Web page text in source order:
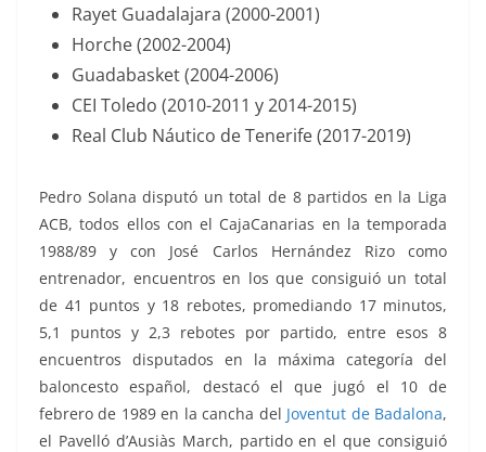
Rayet Guadalajara (2000-2001)
Horche (2002-2004)
Guadabasket (2004-2006)
CEI Toledo (2010-2011 y 2014-2015)
Real Club Náutico de Tenerife (2017-2019)
Pedro Solana disputó un total de 8 partidos en la Liga
ACB, todos ellos con el CajaCanarias en la temporada
1988/89 y con José Carlos Hernández Rizo como
entrenador, encuentros en los que consiguió un total
de 41 puntos y 18 rebotes, promediando 17 minutos,
5,1 puntos y 2,3 rebotes por partido, entre esos 8
encuentros disputados en la máxima categoría del
baloncesto español, destacó el que jugó el 10 de
febrero de 1989 en la cancha del Joventut de Badalona,
el Pavelló d’Ausiàs March, partido en el que consiguió